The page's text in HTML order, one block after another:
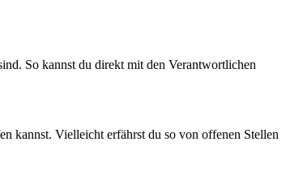
So kannst du direkt mit den Verantwortlichen
kannst. Vielleicht erfährst du so von offenen Stellen